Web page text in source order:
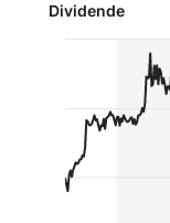
Dividende